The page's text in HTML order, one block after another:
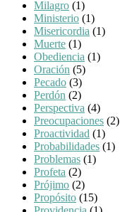
Milagro (1)
Ministerio (1)
Misericordia (1)
Muerte (1)
Obediencia (1)
Oración (5)
Pecado (3)
Perdón (2)
Perspectiva (4)
Preocupaciones (2)
Proactividad (1)
Probabilidades (1)
Problemas (1)
Profeta (2)
Prójimo (2)
Propósito (15)